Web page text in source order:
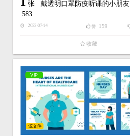
张 戴透明口罩防疫听课的小朋友
583
2022-07-14 赞 159
收藏
VIP
源文件